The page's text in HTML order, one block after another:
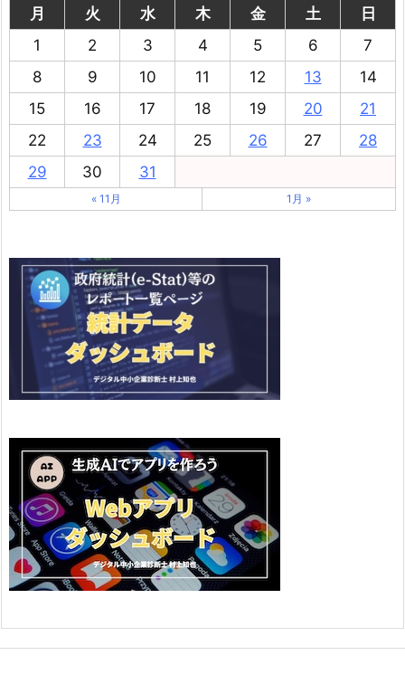
月
火 水 木 金 土
日
1
2 3 4 5 6
7
8
9 10 11 12 13
14
15
16 17 18 19 20
21
22
23 24 25 26 27
28
29
30 31
« 11月 1月 »